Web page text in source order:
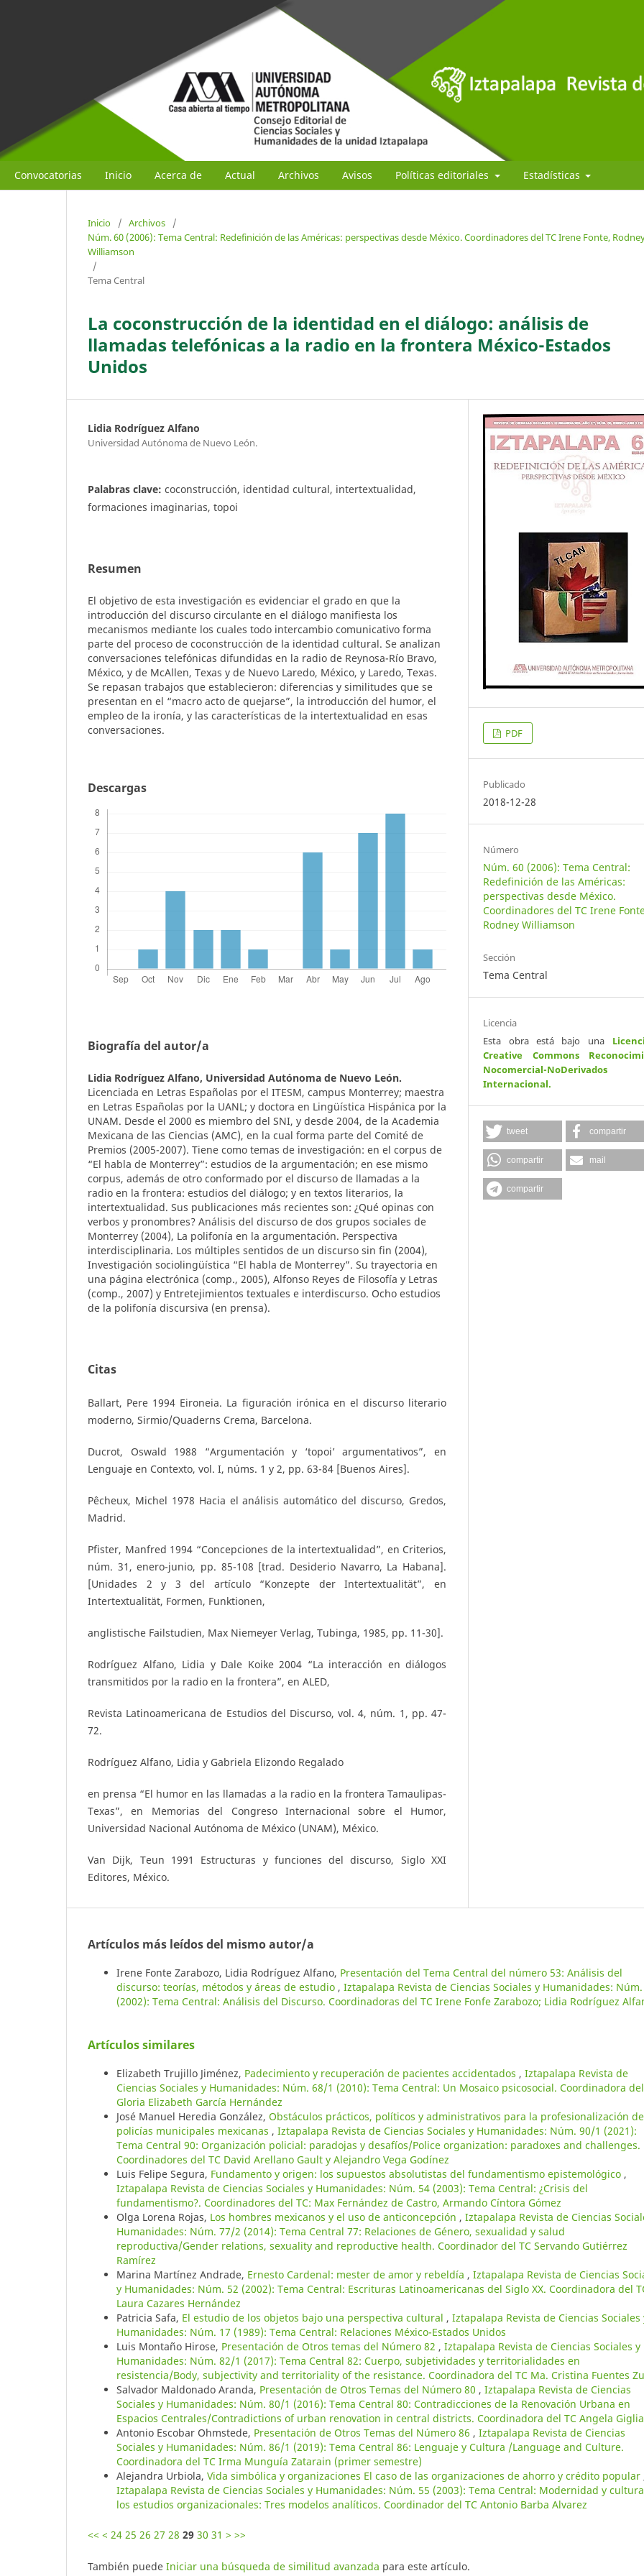
Convocatorias Inicio Acerca de Actual Archivos Avisos Políticas editoriales Estadísticas
Inicio / Archivos
/
Núm. 60 (2006): Tema Central: Redefinición de las Américas: perspectivas desde México. Coordinadores del TC Irene Fonte,
Williamson
/
Tema Central
La coconstrucción de la identidad en el diálogo: análisis de
llamadas telefónicas a la radio en la frontera México-Estados
Unidos
Lidia Rodríguez Alfano
Universidad Autónoma de Nuevo León.
Palabras clave: coconstrucción, identidad cultural, intertextualidad,
formaciones imaginarias, topoi
Resumen
El objetivo de esta investigación es evidenciar el grado en que la
introducción del discurso circulante en el diálogo manifiesta los
mecanismos mediante los cuales todo intercambio comunicativo forma
parte del proceso de coconstrucción de la identidad cultural. Se analizan
conversaciones telefónicas difundidas en la radio de Reynosa-Río Bravo,
México, y de McAllen, Texas y de Nuevo Laredo, México, y Laredo, Texas.
Se repasan trabajos que establecieron: diferencias y similitudes que se
presentan en el “macro acto de quejarse”, la introducción del humor, el
empleo de la ironía, y las características de la intertextualidad en esas
conversaciones.
Descargas
Biografía del autor/a
Lidia Rodríguez Alfano, Universidad Autónoma de Nuevo León.
Licenciada en Letras Españolas por el ITESM, campus Monterrey; maestra
en Letras Españolas por la UANL; y doctora en Lingüística Hispánica por la
UNAM. Desde el 2000 es miembro del SNI, y desde 2004, de la Academia
Mexicana de las Ciencias (AMC), en la cual forma parte del Comité de
Premios (2005-2007). Tiene como temas de investigación: en el corpus de
“El habla de Monterrey”: estudios de la argumentación; en ese mismo
corpus, además de otro conformado por el discurso de llamadas a la
radio en la frontera: estudios del diálogo; y en textos literarios, la
intertextualidad. Sus publicaciones más recientes son: ¿Qué opinas con
verbos y pronombres? Análisis del discurso de dos grupos sociales de
Monterrey (2004), La polifonía en la argumentación. Perspectiva
interdisciplinaria. Los múltiples sentidos de un discurso sin fin (2004),
Investigación sociolingüística “El habla de Monterrey”. Su trayectoria en
una página electrónica (comp., 2005), Alfonso Reyes de Filosofía y Letras
(comp., 2007) y Entretejimientos textuales e interdiscurso. Ocho estudios
de la polifonía discursiva (en prensa).
Citas
Ballart, Pere 1994 Eironeia. La figuración irónica en el discurso literario
moderno, Sirmio/Quaderns Crema, Barcelona.
Ducrot, Oswald 1988 “Argumentación y ‘topoi’ argumentativos”, en
Lenguaje en Contexto, vol. I, núms. 1 y 2, pp. 63-84 [Buenos Aires].
Pêcheux, Michel 1978 Hacia el análisis automático del discurso, Gredos,
Madrid.
Pfister, Manfred 1994 “Concepciones de la intertextualidad”, en Criterios,
núm. 31, enero-junio, pp. 85-108 [trad. Desiderio Navarro, La Habana].
[Unidades 2 y 3 del artículo “Konzepte der Intertextualität”, en
Intertextualität, Formen, Funktionen,
anglistische Failstudien, Max Niemeyer Verlag, Tubinga, 1985, pp. 11-30].
Rodríguez Alfano, Lidia y Dale Koike 2004 “La interacción en diálogos
transmitidos por la radio en la frontera”, en ALED,
Revista Latinoamericana de Estudios del Discurso, vol. 4, núm. 1, pp. 47-
72.
Rodríguez Alfano, Lidia y Gabriela Elizondo Regalado
en prensa “El humor en las llamadas a la radio en la frontera Tamaulipas-
Texas”, en Memorias del Congreso Internacional sobre el Humor,
Universidad Nacional Autónoma de México (UNAM), México.
Van Dijk, Teun 1991 Estructuras y funciones del discurso, Siglo XXI
Editores, México.
PDF
Publicado
2018-12-28
Número
Núm. 60 (2006): Tema Central:
Redefinición de las Américas:
perspectivas desde México.
Coordinadores del TC Irene
Rodney Williamson
Sección
Tema Central
Licencia
Esta obra está bajo una
Creative Commons
Nocomercial-
Internacional.
tweet compartir
compartir mail
compartir
Artículos más leídos del mismo autor/a
Irene Fonte Zarabozo, Lidia Rodríguez Alfano, Presentación del Tema Central del número 53: Análisis del
discurso: teorías, métodos y áreas de estudio , Iztapalapa Revista de Ciencias Sociales y Humanidades:
(2002): Tema Central: Análisis del Discurso. Coordinadoras del TC Irene Fonfe Zarabozo; Lidia Rodríguez
Artículos similares
Elizabeth Trujillo Jiménez, Padecimiento y recuperación de pacientes accidentados , Iztapalapa Revista de
Ciencias Sociales y Humanidades: Núm. 68/1 (2010): Tema Central: Un Mosaico psicosocial. Coordinadora
Gloria Elizabeth García Hernández
José Manuel Heredia González, Obstáculos prácticos, políticos y administrativos para la profesionalización
policías municipales mexicanas , Iztapalapa Revista de Ciencias Sociales y Humanidades: Núm. 90/1 (2021):
Tema Central 90: Organización policial: paradojas y desafíos/Police organization: paradoxes and challenges.
Coordinadores del TC David Arellano Gault y Alejandro Vega Godínez
Luis Felipe Segura, Fundamento y origen: los supuestos absolutistas del fundamentismo epistemológico ,
Iztapalapa Revista de Ciencias Sociales y Humanidades: Núm. 54 (2003): Tema Central: ¿Crisis del
fundamentismo?. Coordinadores del TC: Max Fernández de Castro, Armando Cíntora Gómez
Olga Lorena Rojas, Los hombres mexicanos y el uso de anticoncepción , Iztapalapa Revista de Ciencias
Humanidades: Núm. 77/2 (2014): Tema Central 77: Relaciones de Género, sexualidad y salud
reproductiva/Gender relations, sexuality and reproductive health. Coordinador del TC Servando Gutiérrez
Ramírez
Marina Martínez Andrade, Ernesto Cardenal: mester de amor y rebeldía , Iztapalapa Revista de Ciencias
y Humanidades: Núm. 52 (2002): Tema Central: Escrituras Latinoamericanas del Siglo XX. Coordinadora del
Laura Cazares Hernández
Patricia Safa, El estudio de los objetos bajo una perspectiva cultural , Iztapalapa Revista de Ciencias Sociales
Humanidades: Núm. 17 (1989): Tema Central: Relaciones México-Estados Unidos
Luis Montaño Hirose, Presentación de Otros temas del Número 82 , Iztapalapa Revista de Ciencias Sociales y
Humanidades: Núm. 82/1 (2017): Tema Central 82: Cuerpo, subjetividades y territorialidades en
resistencia/Body, subjectivity and territoriality of the resistance. Coordinadora del TC Ma. Cristina Fuentes
Salvador Maldonado Aranda, Presentación de Otros Temas del Número 80 , Iztapalapa Revista de Ciencias
Sociales y Humanidades: Núm. 80/1 (2016): Tema Central 80: Contradicciones de la Renovación Urbana en
Espacios Centrales/Contradictions of urban renovation in central districts. Coordinadora del TC Angela Giglia
Antonio Escobar Ohmstede, Presentación de Otros Temas del Número 86 , Iztapalapa Revista de Ciencias
Sociales y Humanidades: Núm. 86/1 (2019): Tema Central 86: Lenguaje y Cultura /Language and Culture.
Coordinadora del TC Irma Munguía Zatarain (primer semestre)
Alejandra Urbiola, Vida simbólica y organizaciones El caso de las organizaciones de ahorro y crédito popular
Iztapalapa Revista de Ciencias Sociales y Humanidades: Núm. 55 (2003): Tema Central: Modernidad y
los estudios organizacionales: Tres modelos analíticos. Coordinador del TC Antonio Barba Alvarez
<< < 24 25 26 27 28 29 30 31 > >>
También puede Iniciar una búsqueda de similitud avanzada para este artículo.